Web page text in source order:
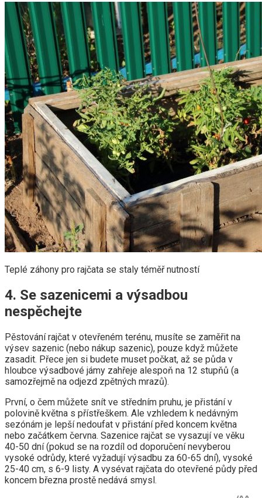
Teplé záhony pro rajčata se staly téměř nutností
4. Se sazenicemi a výsadbou
nespěchejte
Pěstování rajčat v otevřeném terénu, musíte se zaměřit na
výsev sazenic (nebo nákup sazenic), pouze když můžete
zasadit. Přece jen si budete muset počkat, až se půda v
hloubce výsadbové jámy zahřeje alespoň na 12 stupňů (a
samozřejmě na odjezd zpětných mrazů).
První, o čem můžete snít ve středním pruhu, je přistání v
polovině května s přístřeškem. Ale vzhledem k nedávným
sezónám je lepší nedoufat v přistání před koncem května
nebo začátkem června. Sazenice rajčat se vysazují ve věku
40-50 dní (pokud se na rozdíl od doporučení nevyberou
vysoké odrůdy, které vyžadují výsadbu za 60-65 dní), vysoké
25-40 cm, s 6-9 listy. A vysévat rajčata do otevřené půdy před
koncem března prostě nedává smysl.